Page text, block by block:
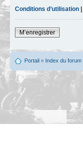
Conditions d’utilisation |
M’enregistrer
Portail » Index du forum